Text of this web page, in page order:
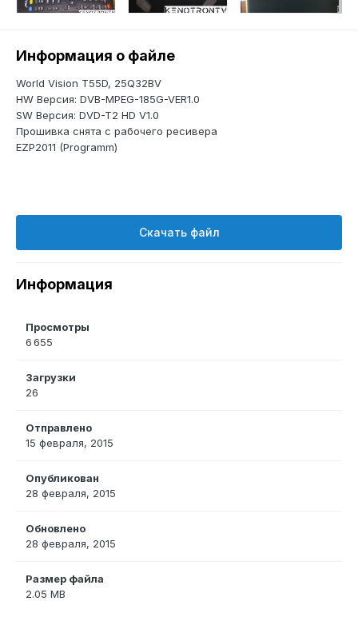
Информация о файле
World Vision T55D, 25Q32BV
HW Версия: DVB-MPEG-185G-VER1.0
SW Версия: DVD-T2 HD V1.0
Прошивка снята с рабочего ресивера
EZP2011 (Programm)
Скачать файл
Информация
Просмотры
6 655
Загрузки
26
Отправлено
15 февраля, 2015
Опубликован
28 февраля, 2015
Обновлено
28 февраля, 2015
Размер файла
2.05 MB